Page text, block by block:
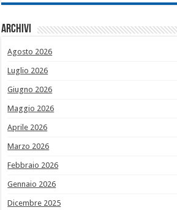
Archivi
Agosto 2026
Luglio 2026
Giugno 2026
Maggio 2026
Aprile 2026
Marzo 2026
Febbraio 2026
Gennaio 2026
Dicembre 2025